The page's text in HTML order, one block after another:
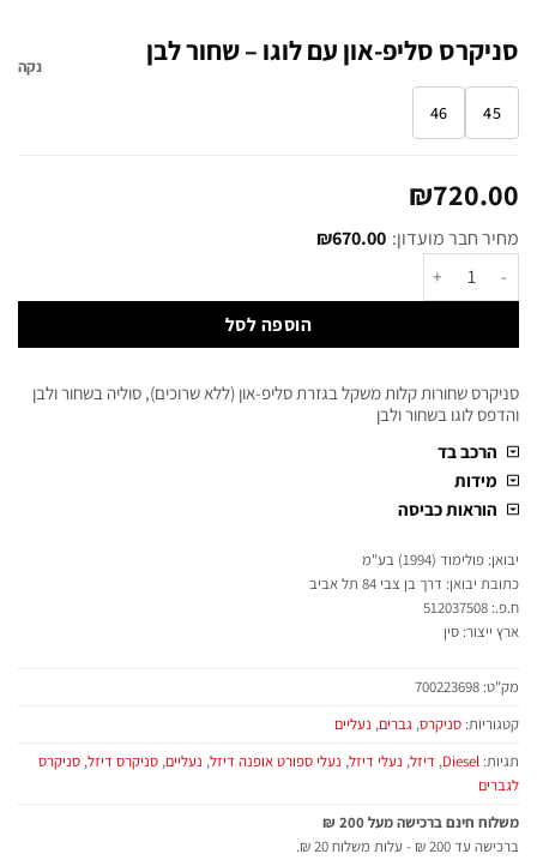
סניקרס סליפ-און עם לוגו – שחור לבן
45
46
נקה
₪720.00
מחיר חבר מועדון: ₪670.00
הוספה לסל
סניקרס שחורות קלות משקל בגזרת סליפ-און (ללא שרוכים), סוליה בשחור ולבן
והדפס לוגו בשחור ולבן
הרכב בד
מידות
הוראות כביסה
יבואן: פולימוד (1994) בע"מ
כתובת יבואן: דרך בן צבי 84 תל אביב
ח.פ.: 512037508
ארץ ייצור: סין
מק"ט: 700223698
קטגוריות: סניקרס, גברים, נעליים
תגיות: Diesel
, דיזל, נעלי דיזל, נעלי ספורט אופנה דיזל, נעליים, סניקרס דיזל, סניקרס
לגברים
משלוח חינם ברכישה מעל 200 ₪
ברכישה עד 200 ₪ - עלות משלוח 20 ₪.